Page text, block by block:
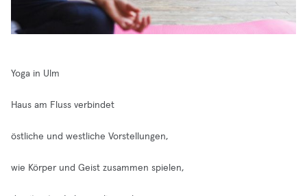
Yoga in Ulm
Haus am Fluss verbindet
östliche und westliche Vorstellungen,
wie Körper und Geist zusammen spielen,